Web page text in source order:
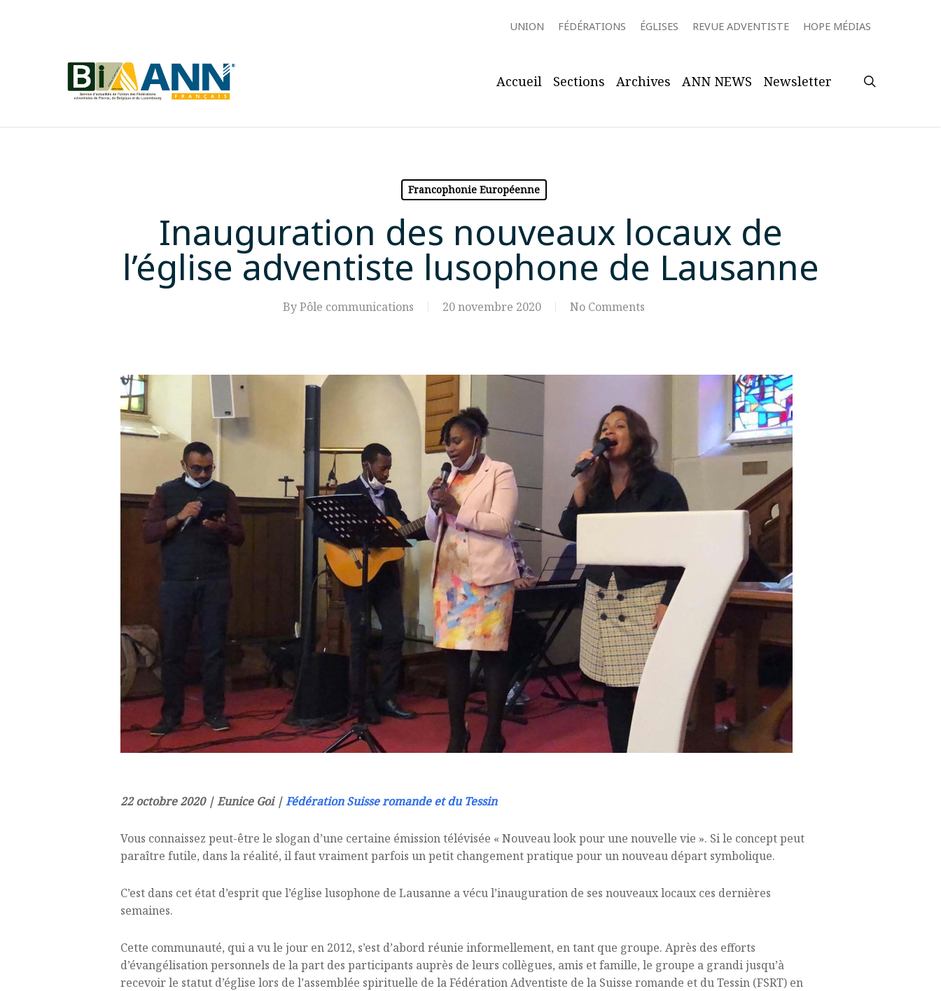
UNION FÉDÉRATIONS ÉGLISES REVUE ADVENTISTE HOPE MÉDIAS
Accueil Sections Archives ANN NEWS Newsletter
Francophonie Européenne
Inauguration des nouveaux locaux de
l’église adventiste lusophone de Lausanne
By Pôle communications 20 novembre 2020 No Comments
22 octobre 2020| Eunice Goi |Fédération Suisse romande et du Tessin
Vous connaissez peut-être le slogan d’une certaine émission télévisée « Nouveau look pour une nouvelle vie ». Si le concept peut
paraître futile, dans la réalité, il faut vraiment parfois un petit changement pratique pour un nouveau départ symbolique.
C’est dans cet état d’esprit que l’église lusophone de Lausanne a vécu l’inauguration de ses nouveaux locaux ces dernières
semaines.
Cette communauté, qui a vu le jour en 2012, s’est d’abord réunie informellement, en tant que groupe. Après des efforts
d’évangélisation personnels de la part des participants auprès de leurs collègues, amis et famille, le groupe a grandi jusqu’à
recevoir le statut d’église lors de l’assemblée spirituelle de la Fédération Adventiste de la Suisse romande et du Tessin (FSRT) en